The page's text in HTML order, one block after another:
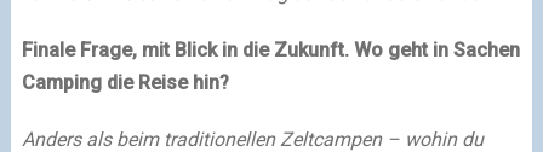
Finale Frage, mit Blick in die Zukunft. Wo geht in Sachen
Camping die Reise hin?
Anders als beim traditionellen Zeltcampen – wohin du